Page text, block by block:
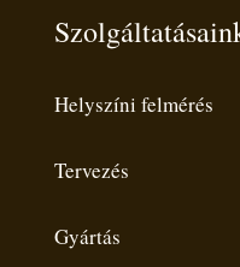
Helyszíni felmérés
Tervezés
Gyártás